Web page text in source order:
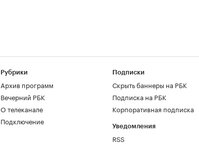
Рубрики
Архив программ
Вечерний РБК
О телеканале
Подключение
Подписки
Скрыть баннеры на РБК
Подписка на РБК
Корпоративная подписка
Уведомления
RSS